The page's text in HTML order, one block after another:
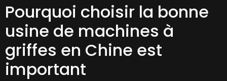
Pourquoi choisir la bonne
usine de machines à
griffes en Chine est
important